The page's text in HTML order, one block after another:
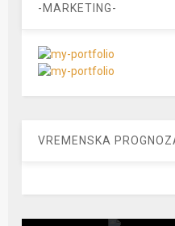
-MARKETING-
VREMENSKA